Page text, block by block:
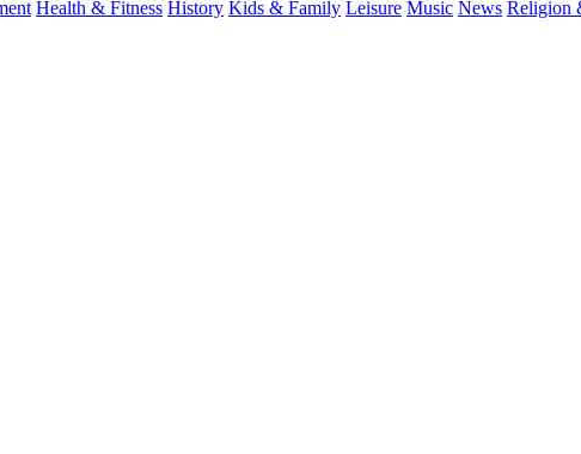
Health & Fitness History Kids & Family Leisure Music News Religion